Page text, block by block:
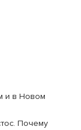
и в Новом
Почему